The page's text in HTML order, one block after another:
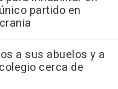
partido en
a sus abuelos y a
cerca de